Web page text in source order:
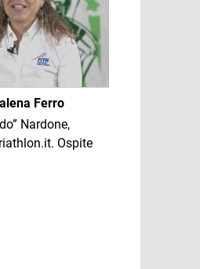
Ferro
Nardone,
Ospite